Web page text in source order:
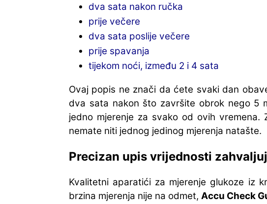
dva sata nakon ručka
prije večere
dva sata poslije večere
prije spavanja
tijekom noći, između 2 i 4 sata
Ovaj popis ne znači da ćete svaki dan
dva sata nakon što završite obrok nego 5
jedno mjerenje za svako od ovih
nemate niti jednog jedinog mjerenja natašte.
Precizan upis vrijednosti
Kvalitetni aparatići za mjerenje glukoze iz
brzina mjerenja nije na odmet, Accu Check